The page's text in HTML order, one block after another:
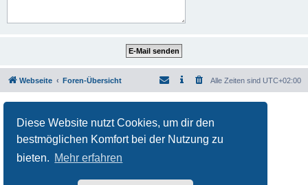
Diese Website nutzt Cookies, um dir den
bestmöglichen Komfort bei der Nutzung zu
bieten. Mehr erfahren
Webseite Foren-Übersicht Alle Zeiten sind UTC+02:00
Deutsche Übersetzung durchphpBB.de
Nutzungsbedingungen